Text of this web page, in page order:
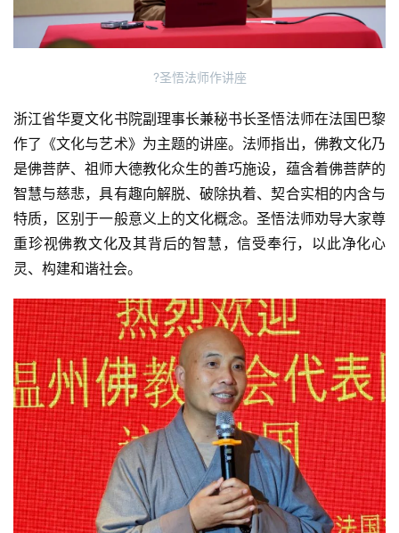
资
讯
?圣悟法师作讲座
浙江省华夏文化书院副理事长兼秘书长圣悟法师在法国巴黎
作了《文化与艺术》为主题的讲座。法师指出，佛教文化乃
是佛菩萨、祖师大德教化众生的善巧施设，蕴含着佛菩萨的
智慧与慈悲，具有趣向解脱、破除执着、契合实相的内含与
特质，区别于一般意义上的文化概念。圣悟法师劝导大家尊
重珍视佛教文化及其背后的智慧，信受奉行，以此净化心
灵、构建和谐社会。